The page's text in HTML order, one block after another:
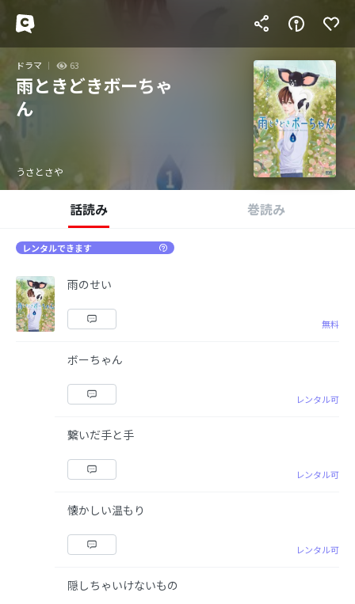
ドラマ 63
雨ときどきボーちゃ
ん
うさとさや
話読み 巻読み
レンタルできます
雨のせい
無料
ボーちゃん
レンタル可
繋いだ手と手
レンタル可
懐かしい温もり
レンタル可
隠しちゃいけないもの